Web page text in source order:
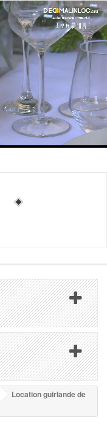
Location guirlande de